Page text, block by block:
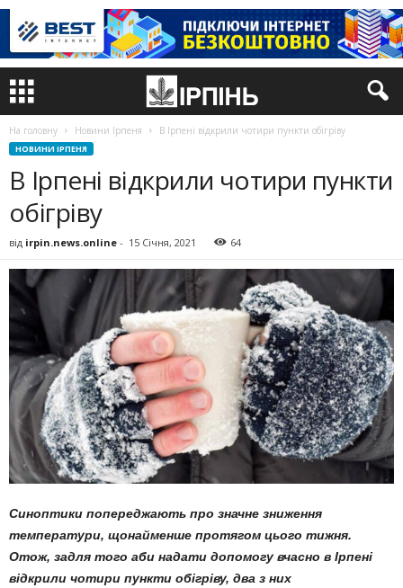
На головну Новини Ірпеня В Ірпені відкрили чотири пункти обігріву
НОВИНИ ІРПЕНЯ
В Ірпені відкрили чотири пункти
обігріву
від irpin.news.online - 15 Січня, 2021 64
Синоптики попереджають про значне зниження
температури, щонайменше протягом цього тижня.
Отож, задля того аби надати допомогу вчасно в Ірпені
відкрили чотири пункти обігріву, два з них